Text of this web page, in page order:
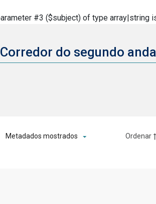
#3 ($subject) of type array|string
Corredor do segundo
Metadados mostrados Ordenar